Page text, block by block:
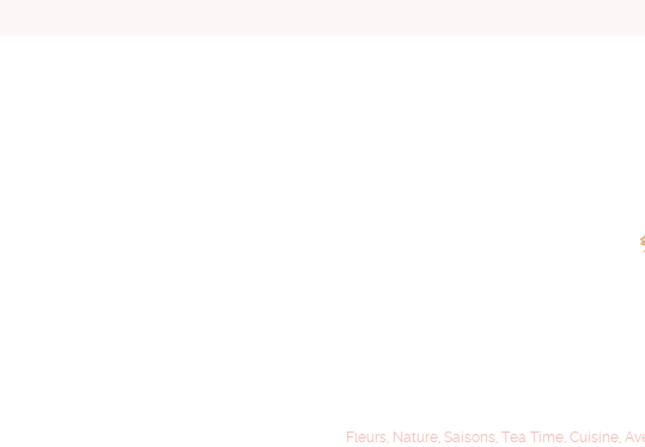
Fleurs, Nature, Saisons, Tea Time, Cuisine,